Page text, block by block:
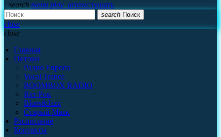
search menu play_arrowслушать
search Поиск
close
close
Главная
Потоки
Радио Европа
Vocal Trance
BOOMBOX RADIO
Яхт Рок
Blues&Jazz
Старый Маяк
Расписание
Контакты